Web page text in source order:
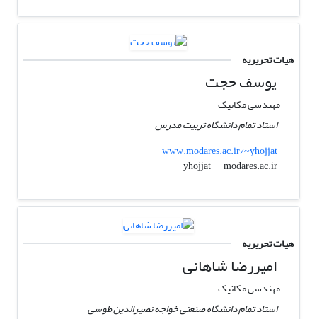
هیات تحریریه
یوسف حجت
مهندسی مکانیک
استاد تمام دانشگاه تربیت مدرس
www.modares.ac.ir/~yhojjat
yhojjat
modares.ac.ir
هیات تحریریه
امیررضا شاهانی
مهندسی مکانیک
استاد تمام دانشگاه صنعتی خواجه نصیرالدین طوسی